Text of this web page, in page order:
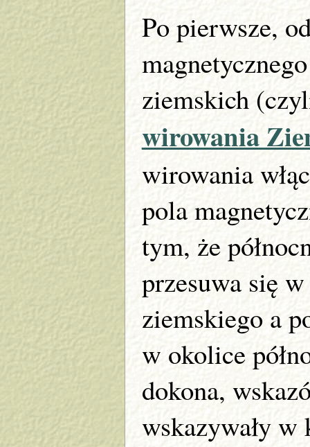
Po pierwsze,
ziemskich
wirowania
wirowania
pola
tym, że
przesuwa się
ziemskiego a
w okolice
dokona,
wskazywały